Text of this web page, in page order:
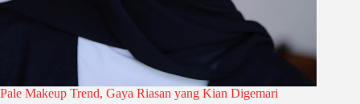
Pale Makeup Trend, Gaya Riasan yang Kian Digemari